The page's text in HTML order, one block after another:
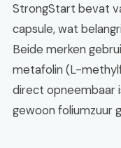
StrongStart bevat
capsule, wat
Beide merken
metafolin (L-
direct opneembaar
gewoon foliumzuur